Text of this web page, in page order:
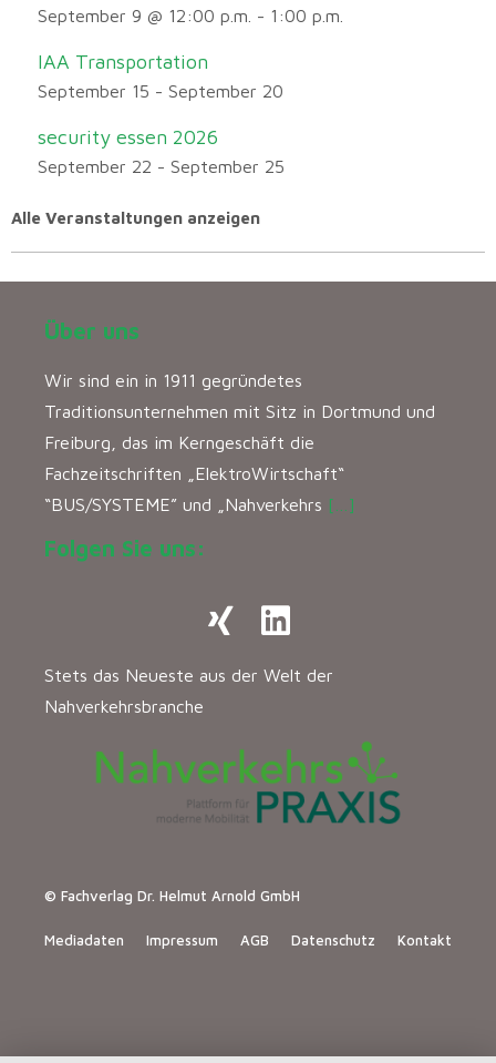
September 9 @ 12:00 p.m. - 1:00 p.m.
IAA Transportation
September 15 - September 20
security essen 2026
September 22 - September 25
Alle Veranstaltungen anzeigen
Über uns
Wir sind ein in 1911 gegründetes
Traditionsunternehmen mit Sitz in Dortmund und
Freiburg, das im Kerngeschäft die
Fachzeitschriften „ElektroWirtschaft“
“BUS/SYSTEME” und „Nahverkehrs […]
Folgen Sie uns:
Stets das Neueste aus der Welt der
Nahverkehrsbranche
© Fachverlag Dr. Helmut Arnold GmbH
Mediadaten Impressum AGB Datenschutz Kontakt